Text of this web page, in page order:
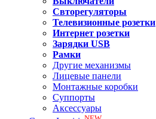
Свторегуляторы
Телевизионные розетки
Интернет розетки
Зарядки USB
Рамки
Другие механизмы
Лицевые панели
Монтажные коробки
Суппорты
Аксессуары